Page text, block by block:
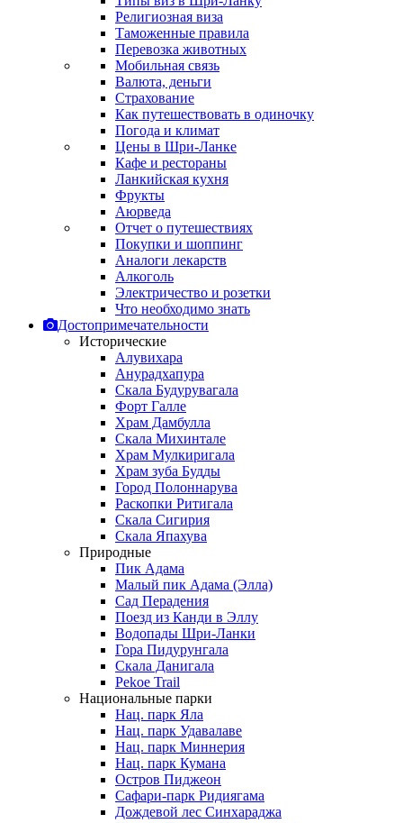
Религиозная виза
Таможенные правила
Перевозка животных
Мобильная связь
Валюта, деньги
Страхование
Как путешествовать в одиночку
Погода и климат
Цены в Шри-Ланке
Кафе и рестораны
Ланкийская кухня
Фрукты
Аюрведа
Отчет о путешествиях
Покупки и шоппинг
Аналоги лекарств
Алкоголь
Электричество и розетки
Что необходимо знать
Достопримечательности
Исторические
Алувихара
Анурадхапура
Скала Будурувагала
Форт Галле
Храм Дамбулла
Скала Михинтале
Храм Мулкиригала
Храм зуба Будды
Город Полоннарува
Раскопки Ритигала
Скала Сигирия
Скала Япахува
Природные
Пик Адама
Малый пик Адама (Элла)
Сад Перадения
Поезд из Канди в Эллу
Водопады Шри-Ланки
Гора Пидурунгала
Скала Данигала
Pekoe Trail
Национальные парки
Нац. парк Яла
Нац. парк Удавалаве
Нац. парк Миннерия
Нац. парк Кумана
Остров Пиджеон
Сафари-парк Ридиягама
Дождевой лес Синхараджа